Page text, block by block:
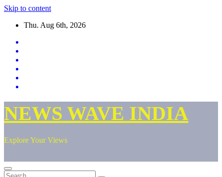
Skip to content
Thu. Aug 6th, 2026
NEWS WAVE INDIA
Explore Your Views